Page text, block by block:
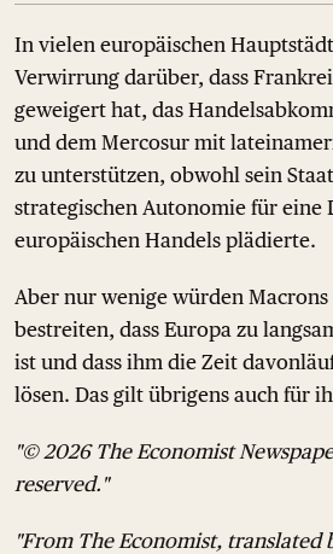
In vielen europäischen
Verwirrung darüber, dass
geweigert hat, das
und dem Mercosur mit
zu unterstützen, obwohl sein
strategischen Autonomie für eine
europäischen Handels plädierte.
Aber nur wenige würden Macrons
bestreiten, dass Europa zu
ist und dass ihm die Zeit
lösen. Das gilt übrigens auch für
"© 2026 The Economist
reserved."
"From The Economist, translated